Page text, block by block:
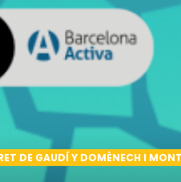
DE GAUDÍ Y DOMÈNECH I